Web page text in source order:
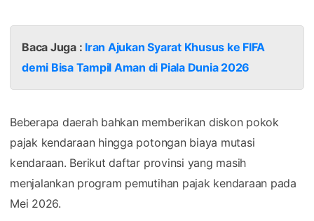
Baca Juga : Iran Ajukan Syarat Khusus ke FIFA
demi Bisa Tampil Aman di Piala Dunia 2026
Beberapa daerah bahkan memberikan diskon pokok
pajak kendaraan hingga potongan biaya mutasi
kendaraan. Berikut daftar provinsi yang masih
menjalankan program pemutihan pajak kendaraan pada
Mei 2026.